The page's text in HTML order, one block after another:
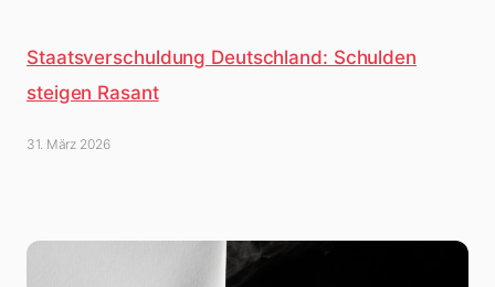
Staatsverschuldung Deutschland: Schulden
steigen Rasant
31. März 2026